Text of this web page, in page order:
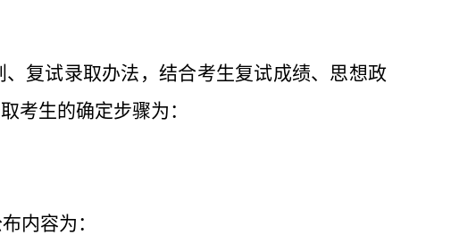
复试录取办法 ， 结合考生复试成绩、思想政
考生的确定步骤为 ：
内容为：